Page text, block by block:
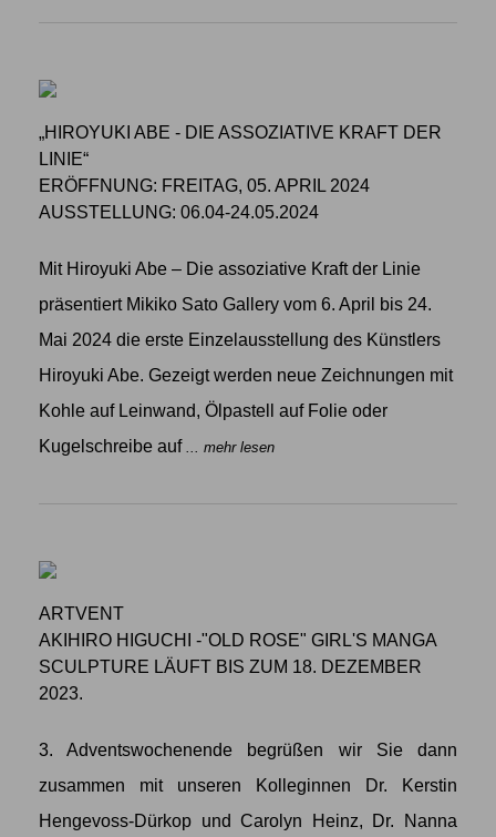
„HIROYUKI ABE - DIE ASSOZIATIVE KRAFT DER
LINIE“
ERÖFFNUNG: FREITAG, 05. APRIL 2024
AUSSTELLUNG: 06.04-24.05.2024
Mit Hiroyuki Abe – Die assoziative Kraft der Linie
präsentiert Mikiko Sato Gallery vom 6. April bis 24.
Mai 2024 die erste Einzelausstellung des Künstlers
Hiroyuki Abe. Gezeigt werden neue Zeichnungen mit
Kohle auf Leinwand, Ölpastell auf Folie oder
Kugelschreibe auf
... mehr lesen
ARTVENT
AKIHIRO HIGUCHI -"OLD ROSE" GIRL'S MANGA
SCULPTURE LÄUFT BIS ZUM 18. DEZEMBER
2023.
3. Adventswochenende begrüßen wir Sie dann
zusammen mit unseren Kolleginnen Dr. Kerstin
Hengevoss-Dürkop und Carolyn Heinz, Dr. Nanna